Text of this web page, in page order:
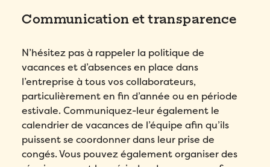
Communication et transparence
N’hésitez pas à rappeler la politique de
vacances et d’absences en place dans
l’entreprise à tous vos collaborateurs,
particulièrement en fin d’année ou en période
estivale. Communiquez-leur également le
calendrier de vacances de l’équipe afin qu’ils
puissent se coordonner dans leur prise de
congés. Vous pouvez également organiser des
Compagnie *
Pays
Nombre d'employés *
Téléphone *
Quel produit Folks vous intéresse le plus? *
Email *
Prénom *
Nom *